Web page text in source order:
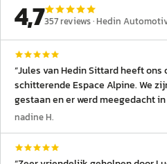
4,7357reviews ·Hedin
“Jules van Hedin Sittard heeft
schitterende Espace Alpine. We
gestaan en er werd meegedacht
Dit is iets waar de andere
nadine H.